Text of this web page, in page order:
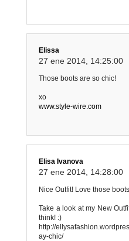
Elissa
27 ene 2014, 14:25:00
Those boots are so chic!
xo
www.style-wire.com
Elisa Ivanova
27 ene 2014, 14:28:00
Nice Outfit! Love those
Take a look at my New
think! :)
http://
ay-chic/